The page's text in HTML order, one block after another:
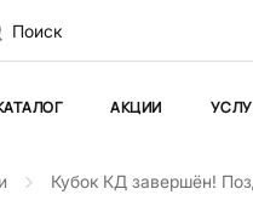
Поиск
АКЦИИ
Кубок КД завершён!